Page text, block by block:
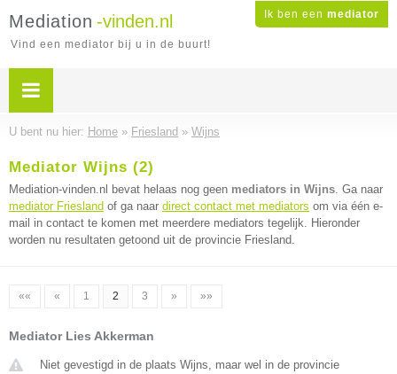
Ik ben een mediator
Mediation -vinden.nl
Vind een mediator bij u in de buurt!
U bent nu hier: Home » Friesland » Wijns
Mediator Wijns (2)
Mediation-vinden.nl bevat helaas nog geen mediators in Wijns. Ga naar
mediator Friesland of ga naar direct contact met mediators om via één e-
mail in contact te komen met meerdere mediators tegelijk. Hieronder
worden nu resultaten getoond uit de provincie Friesland.
«« « 1 2 3 » »»
Mediator Lies Akkerman
Niet gevestigd in de plaats Wijns, maar wel in de provincie